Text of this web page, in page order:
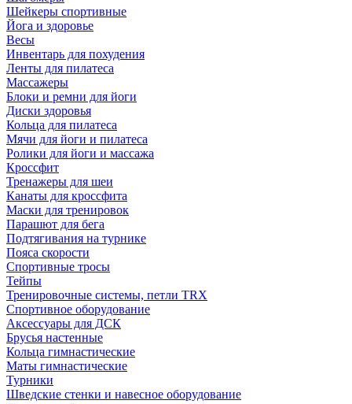
Шейкеры спортивные
Йога и здоровье
Весы
Инвентарь для похудения
Ленты для пилатеса
Массажеры
Блоки и ремни для йоги
Диски здоровья
Кольца для пилатеса
Мячи для йоги и пилатеса
Ролики для йоги и массажа
Кроссфит
Тренажеры для шеи
Канаты для кроссфита
Маски для тренировок
Парашют для бега
Подтягивания на турнике
Пояса скорости
Спортивные тросы
Тейпы
Тренировочные системы, петли TRX
Спортивное оборудование
Аксессуары для ДСК
Брусья настенные
Кольца гимнастические
Маты гимнастические
Турники
Шведские стенки и навесное оборудование